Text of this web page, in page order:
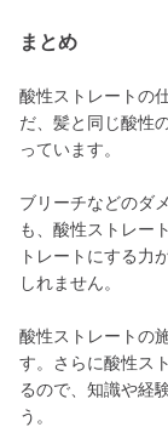
まとめ
酸性ストレートの
だ、髪と同じ酸性
っています。
ブリーチなどのダ
も、酸性ストレー
トレートにする力
しれません。
酸性ストレートの
す。さらに酸性ス
るので、知識や経
う。